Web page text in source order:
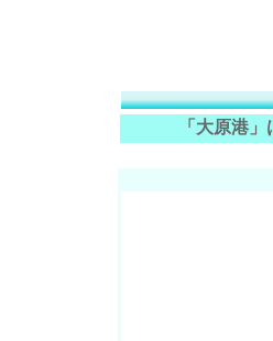
「大原港